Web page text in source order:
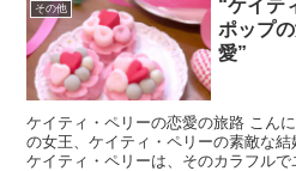
その他
“ケイテ
ポップ
愛”
ケイティ・ペリーの恋愛の旅路 こん
の女王、ケイティ・ペリーの素敵な結
ケイティ・ペリーは、そのカラフルで